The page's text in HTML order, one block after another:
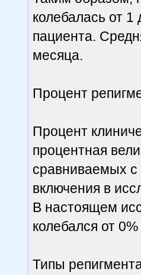
колебалась от
пациента.
месяца.
Процент
Процент
процентная
сравниваемых
включения в
В настоящем
колебался от
Типы